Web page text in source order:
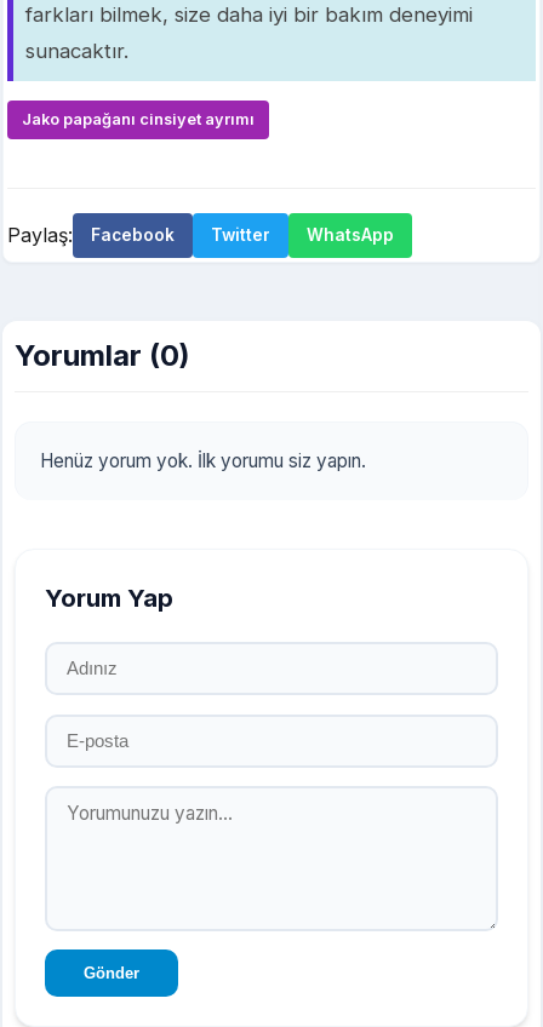
farkları bilmek, size daha iyi bir bakım deneyimi
sunacaktır.
Jako papağanı cinsiyet ayrımı
Paylaş: Facebook Twitter WhatsApp
Yorumlar (0)
Henüz yorum yok. İlk yorumu siz yapın.
Yorum Yap
Gönder